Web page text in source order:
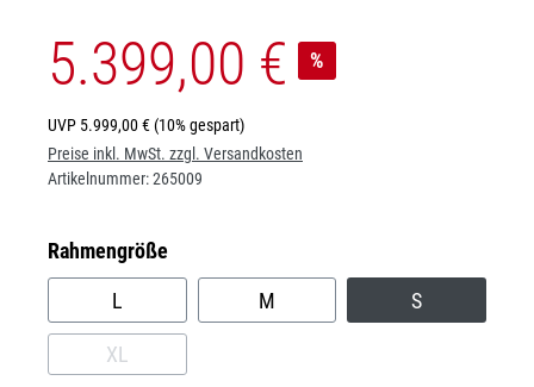
5.399,00 € %
UVP 5.999,00 €(10% gespart)
Preise inkl. MwSt. zzgl. Versandkosten
Artikelnummer:265009
Rahmengrößeauswählen
L M S
XL
(DIESE OPTION IST ZURZEIT NICHT VERFÜGBAR.)